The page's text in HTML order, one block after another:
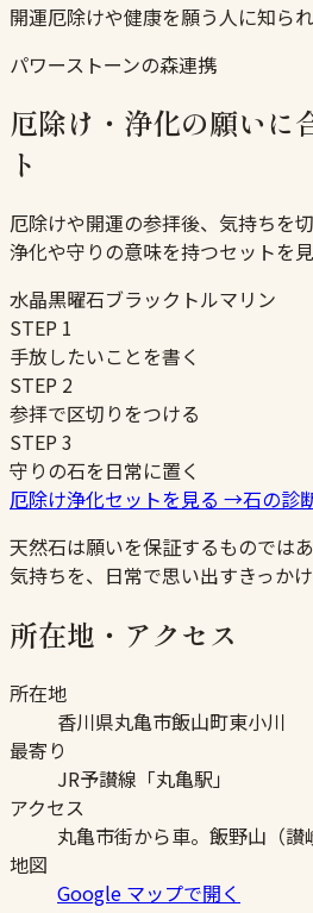
開運厄除けや健康を願う人に知られ
パワーストーンの森連携
厄除け・浄化の願いに
ト
厄除けや開運の参拝後、気持ちを
浄化や守りの意味を持つセットを見
水晶黒曜石ブラックトルマリン
STEP 1
手放したいことを書く
STEP 2
参拝で区切りをつける
STEP3
守りの石を日常に置く
厄除け浄化セットを見る →石の診
天然石は願いを保証するものでは
気持ちを、日常で思い出すきっか
所在地・アクセス
所在地
香川県丸亀市飯山町東小川
最寄り
JR予讃線「丸亀駅」
アクセス
丸亀市街から車。飯野山（
地図
Google マップで開く